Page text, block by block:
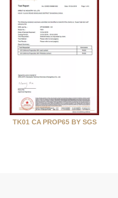
TK01 CA PROP65 BY SGS